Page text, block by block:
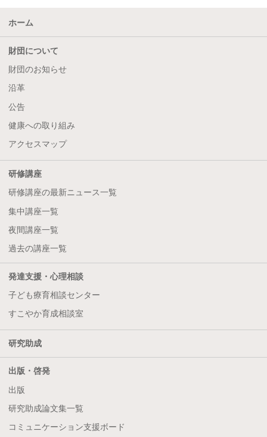
ホーム
財団について
財団のお知らせ
沿革
公告
健康への取り組み
アクセスマップ
研修講座
研修講座の最新ニュース一覧
集中講座一覧
夜間講座一覧
過去の講座一覧
発達支援・心理相談
子ども療育相談センター
すこやか育成相談室
研究助成
出版・啓発
出版
研究助成論文集一覧
コミュニケーション支援ボード